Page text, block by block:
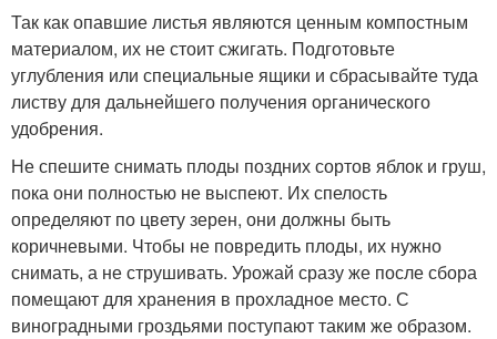
Так как опавшие листья являются ценным компостным
материалом, их не стоит сжигать. Подготовьте
углубления или специальные ящики и сбрасывайте туда
листву для дальнейшего получения органического
удобрения.
Не спешите снимать плоды поздних сортов яблок и груш,
пока они полностью не выспеют. Их спелость
определяют по цвету зерен, они должны быть
коричневыми. Чтобы не повредить плоды, их нужно
снимать, а не струшивать. Урожай сразу же после сбора
помещают для хранения в прохладное место. С
виноградными гроздьями поступают таким же образом.